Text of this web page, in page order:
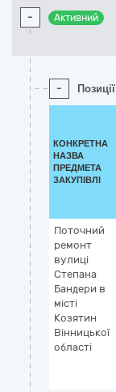
- Активний
- Позиції
КОНКРЕТНА
НАЗВА
ПРЕДМЕТА
ЗАКУПІВЛІ
Поточний
ремонт
вулиці
Степана
Бандери в
місті
Козятин
Вінницької
області